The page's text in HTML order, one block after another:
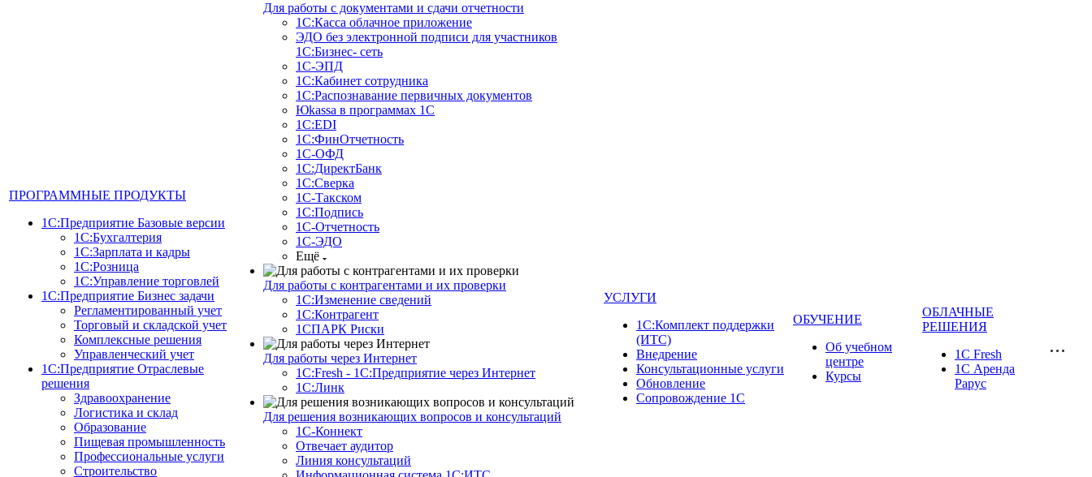
ПРОГРАММНЫЕ ПРОДУКТЫ
1С:Предприятие Базовые версии
1С:Бухгалтерия
1С:Зарплата и кадры
1С:Розница
1С:Управление торговлей
1С:Предприятие Бизнес задачи
Регламентированный учет
Торговый и складской учет
Комплексные решения
Управленческий учет
1С:Предприятие Отраслевые
решения
Здравоохранение
Логистика и склад
Образование
Пищевая промышленность
Профессиональные услуги
Строительство
Для работы с документами и сдачи отчетности
1С:Касса облачное приложение
ЭДО без электронной подписи для участников
1С:Бизнес- сеть
1С-ЭПД
1С:Кабинет сотрудника
1С:Распознавание первичных документов
Юkassa в программах 1С
1С:EDI
1С:ФинОтчетность
1С-ОФД
1С:ДиректБанк
1С:Сверка
1С-Такском
1С:Подпись
1С-Отчетность
1С-ЭДО
Ещё
Для работы с контрагентами и их проверки
1С:Изменение сведений
1С:Контрагент
1СПАРК Риски
Для работы через Интернет
1С:Fresh - 1С:Предприятие через Интернет
1С:Линк
Для решения возникающих вопросов и консультаций
1С-Коннект
Отвечает аудитор
Линия консультаций
УСЛУГИ
1С:Комплект поддержки
(ИТС)
Внедрение
Консультационные услуги
Обновление
Сопровождение 1С
ОБУЧЕНИЕ
Об учебном
центре
Курсы
ОБЛАЧНЫЕ
РЕШЕНИЯ
1С Fresh
1С Аренда
Рарус